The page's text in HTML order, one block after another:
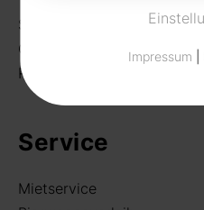
Sortiment
Craft Beer
Rund um deine Bar
Service
Mietservice
Impressum